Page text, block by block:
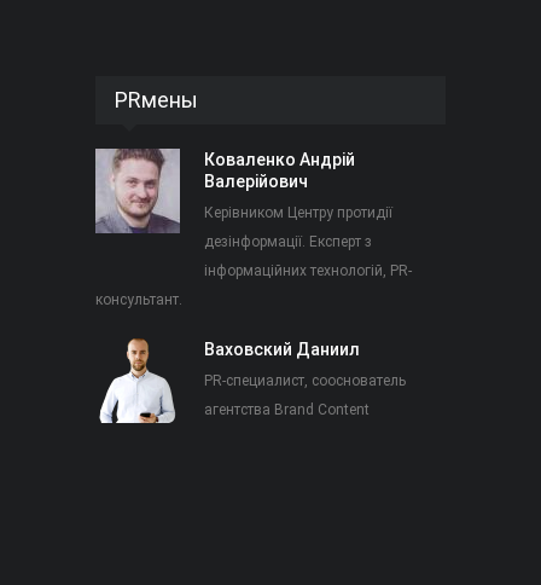
PRмены
Коваленко Андрій
Валерійович
Керівником Центру протидії
дезінформації. Експерт з
інформаційних технологій, PR-
консультант.
Ваховский Даниил
PR-специалист, сооснователь
агентства Brand Content